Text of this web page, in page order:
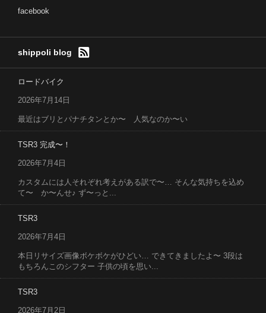
facebook
shippoli blog
ロードバイク
2026年7月14日
最近はブリとパナチタンとか〜 人気なのか〜い
TSR3 完成〜！
2026年7月4日
カスタムには人それぞれ考えがある訳で〜… そんな気持ちを込め
て〜 か〜んせ♪ ず〜っと...
TSR3
2026年7月4日
本日リサイズ画像ボケボケがひどい… できてきましたよ〜 3段は
もちろんこのシフター 子供の頃を思い...
TSR3
2026年7月2日